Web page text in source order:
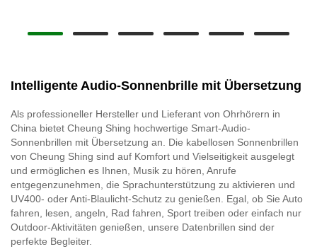
Intelligente Audio-Sonnenbrille mit Übersetzung
Als professioneller Hersteller und Lieferant von Ohrhörern in
China bietet Cheung Shing hochwertige Smart-Audio-
Sonnenbrillen mit Übersetzung an. Die kabellosen Sonnenbrillen
von Cheung Shing sind auf Komfort und Vielseitigkeit ausgelegt
und ermöglichen es Ihnen, Musik zu hören, Anrufe
entgegenzunehmen, die Sprachunterstützung zu aktivieren und
UV400- oder Anti-Blaulicht-Schutz zu genießen. Egal, ob Sie Auto
fahren, lesen, angeln, Rad fahren, Sport treiben oder einfach nur
Outdoor-Aktivitäten genießen, unsere Datenbrillen sind der
perfekte Begleiter.